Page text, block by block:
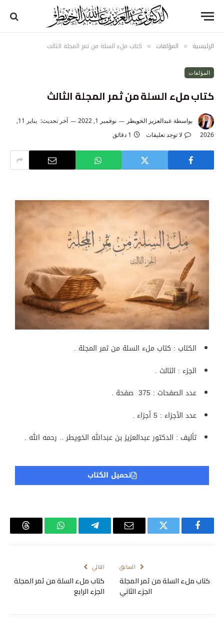
الرئيسية » المؤلفات » كتاب ملء السلة من ثمر المجلة الثالث
المؤلفات
كتاب ملء السلة من ثمر المجلة الثالث
بواسطة عبدالعزيز الخويطر نوفمبر 1, 2022 آخر تحديث:
يناير 11,
2026
لا توجد تعليقات 1 دقائق
الكتاب : كتاب ملء السلة من ثمر المجلة .
الجزء : الثالث .
عدد الصفحات : 375 صفحة .
عدد الأجزاء : 5 أجزاء .
تأليف : الدكتور عبدالعزيز بن عبدالله الخويطر .. رحمه الله .
تحميل الكتاب
فيسبوك تويتر
البريد
تيلقرام واتساب
السابق
كتاب ملء السلة من ثمر المجلة
الجزء الثاني
التالي
كتاب ملء السلة من ثمر المجلة
الجزء الرابع